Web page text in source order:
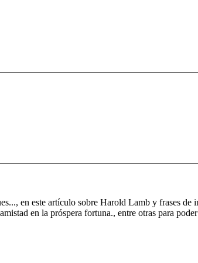
en este artículo sobre Harold Lamb y frases
en la próspera fortuna., entre otras para